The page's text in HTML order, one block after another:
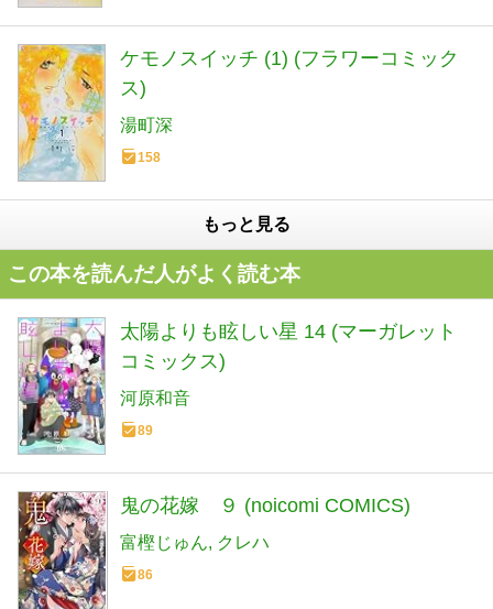
ケモノスイッチ (1) (フラワーコミック
ス)
湯町深
158
もっと見る
この本を読んだ人がよく読む本
太陽よりも眩しい星 14 (マーガレット
コミックス)
河原和音
89
鬼の花嫁 ９ (noicomi COMICS)
富樫じゅん クレハ
86